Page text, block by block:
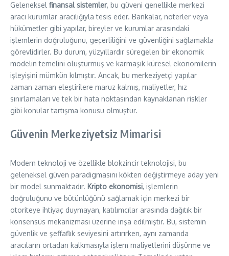
Geleneksel finansal sistemler, bu güveni genellikle merkezi
aracı kurumlar aracılığıyla tesis eder. Bankalar, noterler veya
hükümetler gibi yapılar, bireyler ve kurumlar arasındaki
işlemlerin doğruluğunu, geçerliliğini ve güvenliğini sağlamakla
görevlidirler. Bu durum, yüzyıllardır süregelen bir ekonomik
modelin temelini oluşturmuş ve karmaşık küresel ekonomilerin
işleyişini mümkün kılmıştır. Ancak, bu merkeziyetçi yapılar
zaman zaman eleştirilere maruz kalmış, maliyetler, hız
sınırlamaları ve tek bir hata noktasından kaynaklanan riskler
gibi konular tartışma konusu olmuştur.
Güvenin Merkeziyetsiz Mimarisi
Modern teknoloji ve özellikle blokzincir teknolojisi, bu
geleneksel güven paradigmasını kökten değiştirmeye aday yeni
bir model sunmaktadır. Kripto ekonomisi, işlemlerin
doğruluğunu ve bütünlüğünü sağlamak için merkezi bir
otoriteye ihtiyaç duymayan, katılımcılar arasında dağıtık bir
konsensüs mekanizması üzerine inşa edilmiştir. Bu, sistemin
güvenlik ve şeffaflık seviyesini artırırken, aynı zamanda
aracıların ortadan kalkmasıyla işlem maliyetlerini düşürme ve